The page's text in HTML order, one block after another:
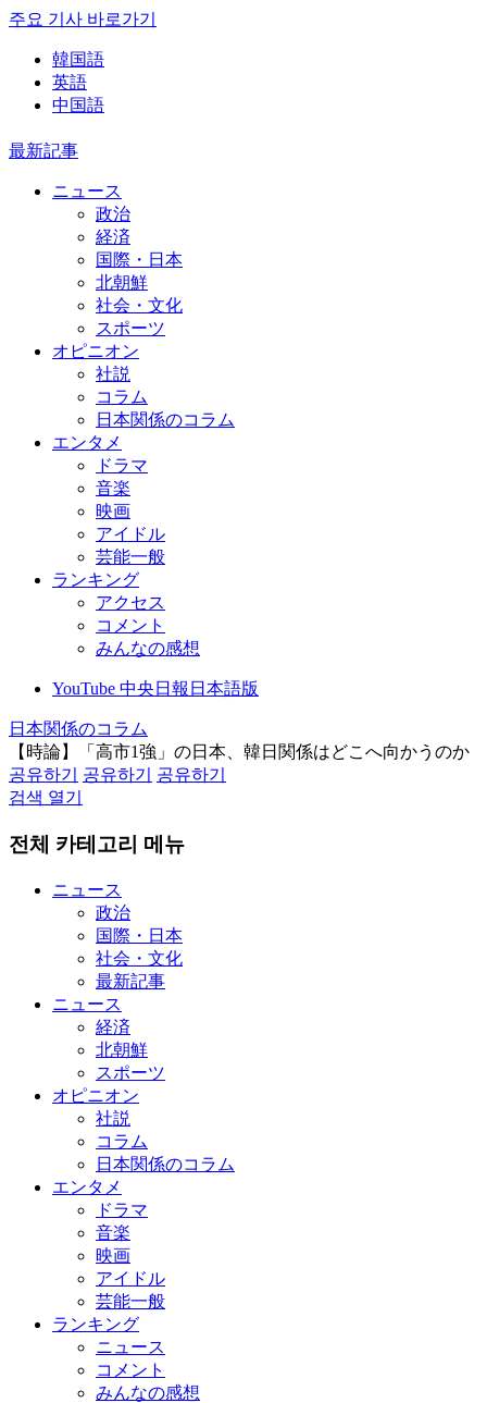
주요 기사 바로가기
韓国語
英語
中国語
最新記事
ニュース
政治
経済
国際・日本
北朝鮮
社会・文化
スポーツ
オピニオン
社説
コラム
日本関係のコラム
エンタメ
ドラマ
音楽
映画
アイドル
芸能一般
ランキング
アクセス
コメント
みんなの感想
YouTube 中央日報日本語版
日本関係のコラム
【時論】「高市1強」の日本、韓日関係はどこへ向かうのか
공유하기
공유하기
공유하기
검색 열기
전체 카테고리 메뉴
ニュース
政治
国際・日本
社会・文化
最新記事
ニュース
経済
北朝鮮
スポーツ
オピニオン
社説
コラム
日本関係のコラム
エンタメ
ドラマ
音楽
映画
アイドル
芸能一般
ランキング
ニュース
コメント
みんなの感想